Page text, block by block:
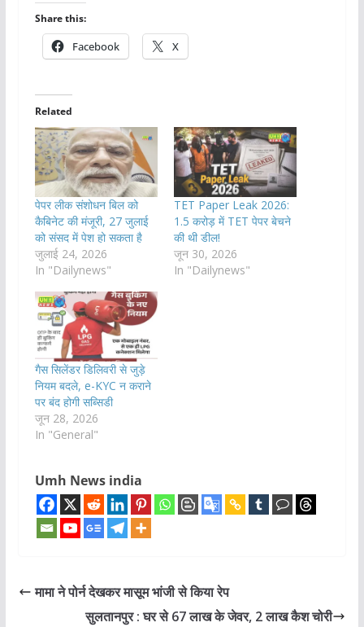
Share this:
Facebook X
Related
पेपर लीक संशोधन बिल को
कैबिनेट की मंजूरी, 27 जुलाई
को संसद में पेश हो सकता है
जुलाई 24, 2026
In "Dailynews"
TET Paper Leak 2026:
1.5 करोड़ में TET पेपर बेचने
की थी डील!
जून 30, 2026
In "Dailynews"
गैस सिलेंडर डिलिवरी से जुड़े
नियम बदले, e-KYC न कराने
पर बंद होगी सब्सिडी
जून 28, 2026
In "General"
Umh News india
मामा ने पोर्न देखकर मासूम भांजी से किया रेप
सुलतानपुर : घर से 67 लाख के जेवर, 2 लाख कैश चोरी